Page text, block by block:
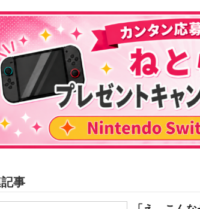
事